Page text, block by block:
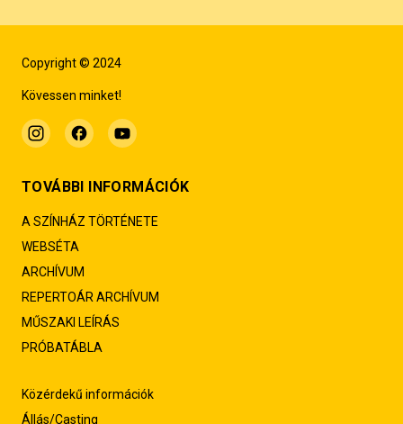
Copyright © 2024
Kövessen minket!
TOVÁBBI INFORMÁCIÓK
A SZÍNHÁZ TÖRTÉNETE
WEBSÉTA
ARCHÍVUM
REPERTOÁR ARCHÍVUM
MŰSZAKI LEÍRÁS
PRÓBATÁBLA
Közérdekű információk
Állás/Casting